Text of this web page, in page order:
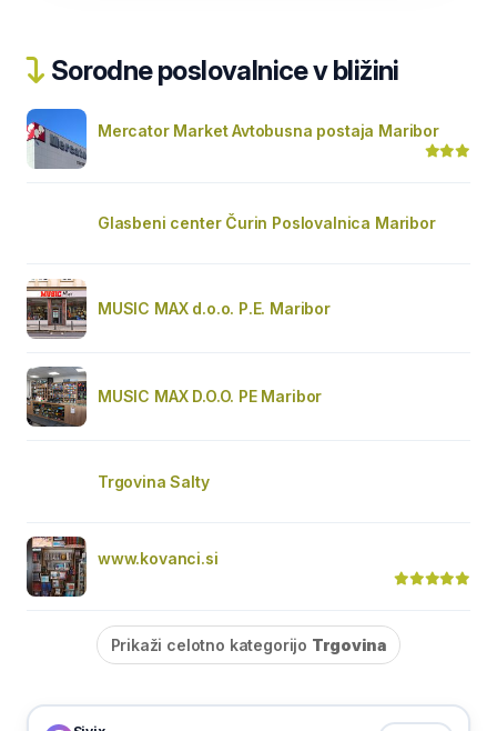
Sorodne poslovalnice v bližini
Mercator Market Avtobusna postaja Maribor
Glasbeni center Čurin Poslovalnica Maribor
MUSIC MAX d.o.o. P.E. Maribor
MUSIC MAX D.O.O. PE Maribor
Trgovina Salty
www.kovanci.si
Prikaži celotno kategorijo Trgovina